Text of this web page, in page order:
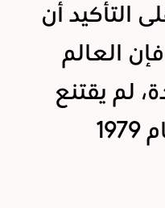
التأكيد أن
العالم
لم يقتنع